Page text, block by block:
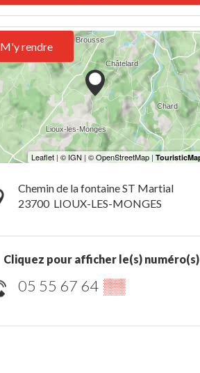
M'y rendre
Chemin de la fontaine ST Martial
23700 LIOUX-LES-MONGES
Cliquez pour afficher le(s) numéro(s)
05 55 67 64 ▒▒